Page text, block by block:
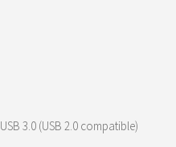
USB 3.0 (USB 2.0 compatible)